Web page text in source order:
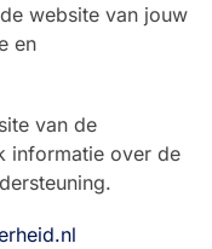
website van jouw
en
van de
informatie over de